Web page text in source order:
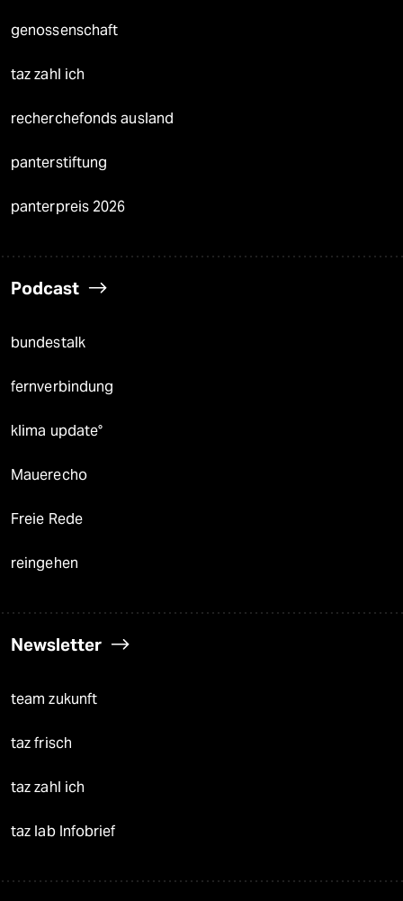
genossenschaft
taz zahl ich
recherchefonds ausland
panterstiftung
panterpreis 2026
Podcast
bundestalk
fernverbindung
klima update°
Mauerecho
Freie Rede
reingehen
Newsletter
team zukunft
taz frisch
taz zahl ich
taz lab Infobrief